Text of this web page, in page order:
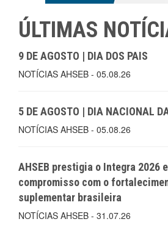
ÚLTIMAS
9 DE AGOSTO | DIA DOS PAIS
NOTÍCIAS AHSEB - 05.08.26
5 DE AGOSTO | DIA NACIONAL
NOTÍCIAS AHSEB - 05.08.26
AHSEB prestigia o Integra 2026
compromisso com o
suplementar brasileira
NOTÍCIAS AHSEB - 31.07.26